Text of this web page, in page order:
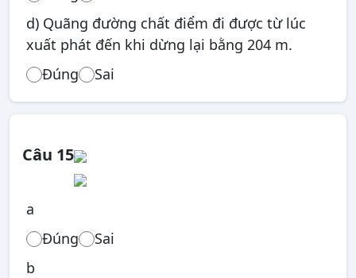
d) Quãng đường chất điểm đi được từ lúc
xuất phát đến khi dừng lại bằng 204 m.
Đúng
Sai
Câu 15
a
Đúng
Sai
b